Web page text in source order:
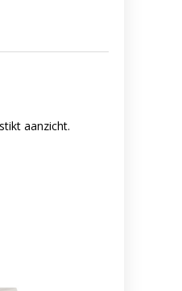
aanzicht.